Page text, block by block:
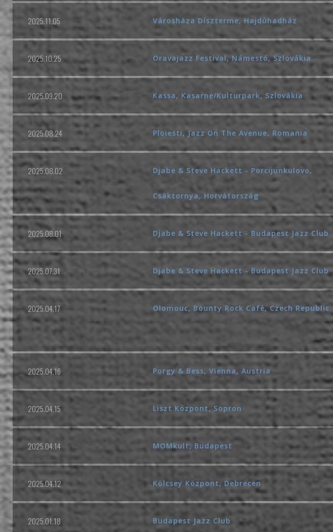
2025.11.05 Városháza Díszterme, Hajdúhadház
2025.10.25 Oravajazz Festival, Námestó, Szlovákia
2025.09.20 Kassa, Kasarne/Kulturpark, Szlovákia
2025.08.24 Ploiesti, Jazz On The Avenue, Romania
2025.08.02 Djabe & Steve Hackett - Porcijunkulovo,
Csáktornya, Horvátország
2025.08.01 Djabe & Steve Hackett - Budapest Jazz Club
2025.07.31 Djabe & Steve Hackett - Budapest Jazz Club
2025.04.17 Olomouc, Bounty Rock Café, Czech Republic
2025.04.16 Porgy & Bess, Vienna, Austria
2025.04.15 Liszt Központ, Sopron
2025.04.14 MOMkult, Budapest
2025.04.12 Kölcsey Központ, Debrecen
2025.01.18 Budapest Jazz Club